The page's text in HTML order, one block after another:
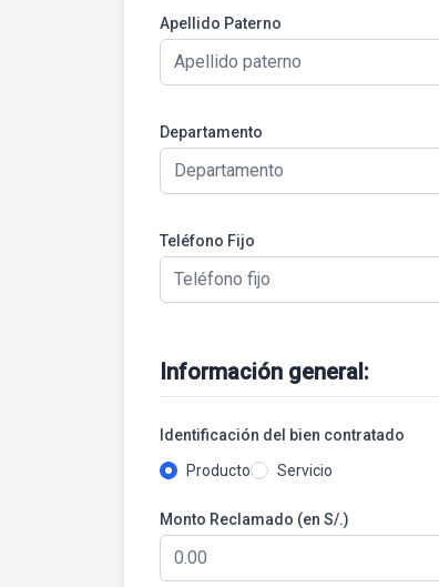
Apellido Paterno
Departamento
Teléfono Fijo
Información general:
Identificación del bien contratado
Producto
Servicio
Monto Reclamado (en S/.)